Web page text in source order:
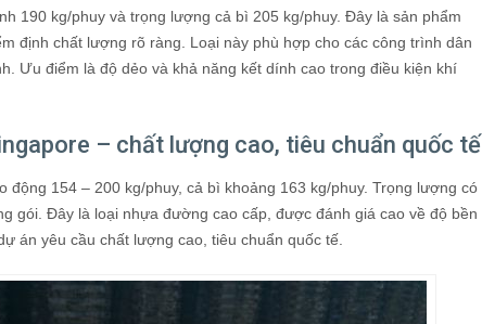
190 kg/phuy và trọng lượng cả bì 205 kg/phuy. Đây là sản phẩm
định chất lượng rõ ràng. Loại này phù hợp cho các công trình dân
Ưu điểm là độ dẻo và khả năng kết dính cao trong điều kiện khí
– chất lượng cao, tiêu chuẩn quốc tế
động 154 – 200 kg/phuy, cả bì khoảng 163 kg/phuy. Trọng lượng có
gói. Đây là loại nhựa đường cao cấp, được đánh giá cao về độ bền
án yêu cầu chất lượng cao, tiêu chuẩn quốc tế.